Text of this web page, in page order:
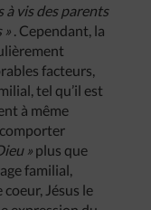
à visdesparents
» . Cependant, la
facteurs,
tel qu’il est
à même
» plus que
familial,
coeur, Jésus le